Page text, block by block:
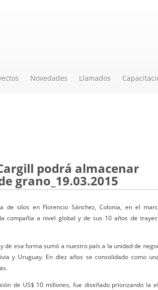
Novedades Llamados
podrá almacenar
grano_19.03.2015
de silos en Florencio Sánchez, Colonia, en el
compañía a nivel global y de sus 10 años de
de esa forma sumó a nuestro país a la unidad de
y Uruguay. En diez años se consolidado como
de US$ 10 millones, fue diseñado priorizando la